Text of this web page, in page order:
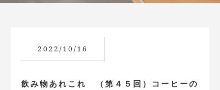
2022/10/16
飲み物あれこれ （第４５回）コーヒーの